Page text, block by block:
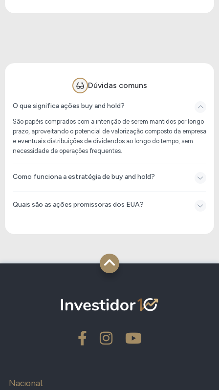
Dúvidas comuns
O que significa ações buy and hold?
São papéis comprados com a intenção de serem mantidos por longo
prazo, aproveitando o potencial de valorização composto da empresa
e eventuais distribuições de dividendos ao longo do tempo, sem
necessidade de operações frequentes.
Como funciona a estratégia de buy and hold?
Quais são as ações promissoras dos EUA?
Nacional